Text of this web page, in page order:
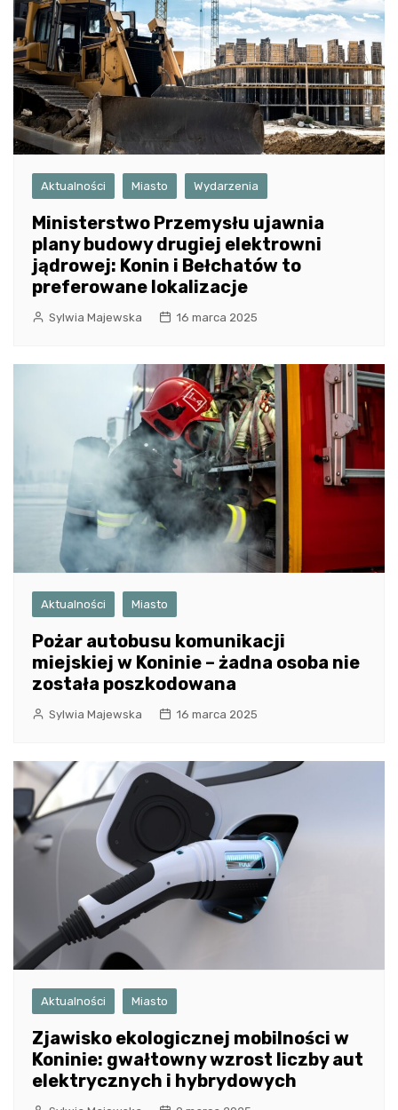
Aktualności Miasto Wydarzenia
Ministerstwo Przemysłu ujawnia
plany budowy drugiej elektrowni
jądrowej: Konin i Bełchatów to
preferowane lokalizacje
Sylwia Majewska 16 marca 2025
Aktualności Miasto
Pożar autobusu komunikacji
miejskiej w Koninie – żadna osoba nie
została poszkodowana
Sylwia Majewska 16 marca 2025
Aktualności Miasto
Zjawisko ekologicznej mobilności w
Koninie: gwałtowny wzrost liczby aut
elektrycznych i hybrydowych